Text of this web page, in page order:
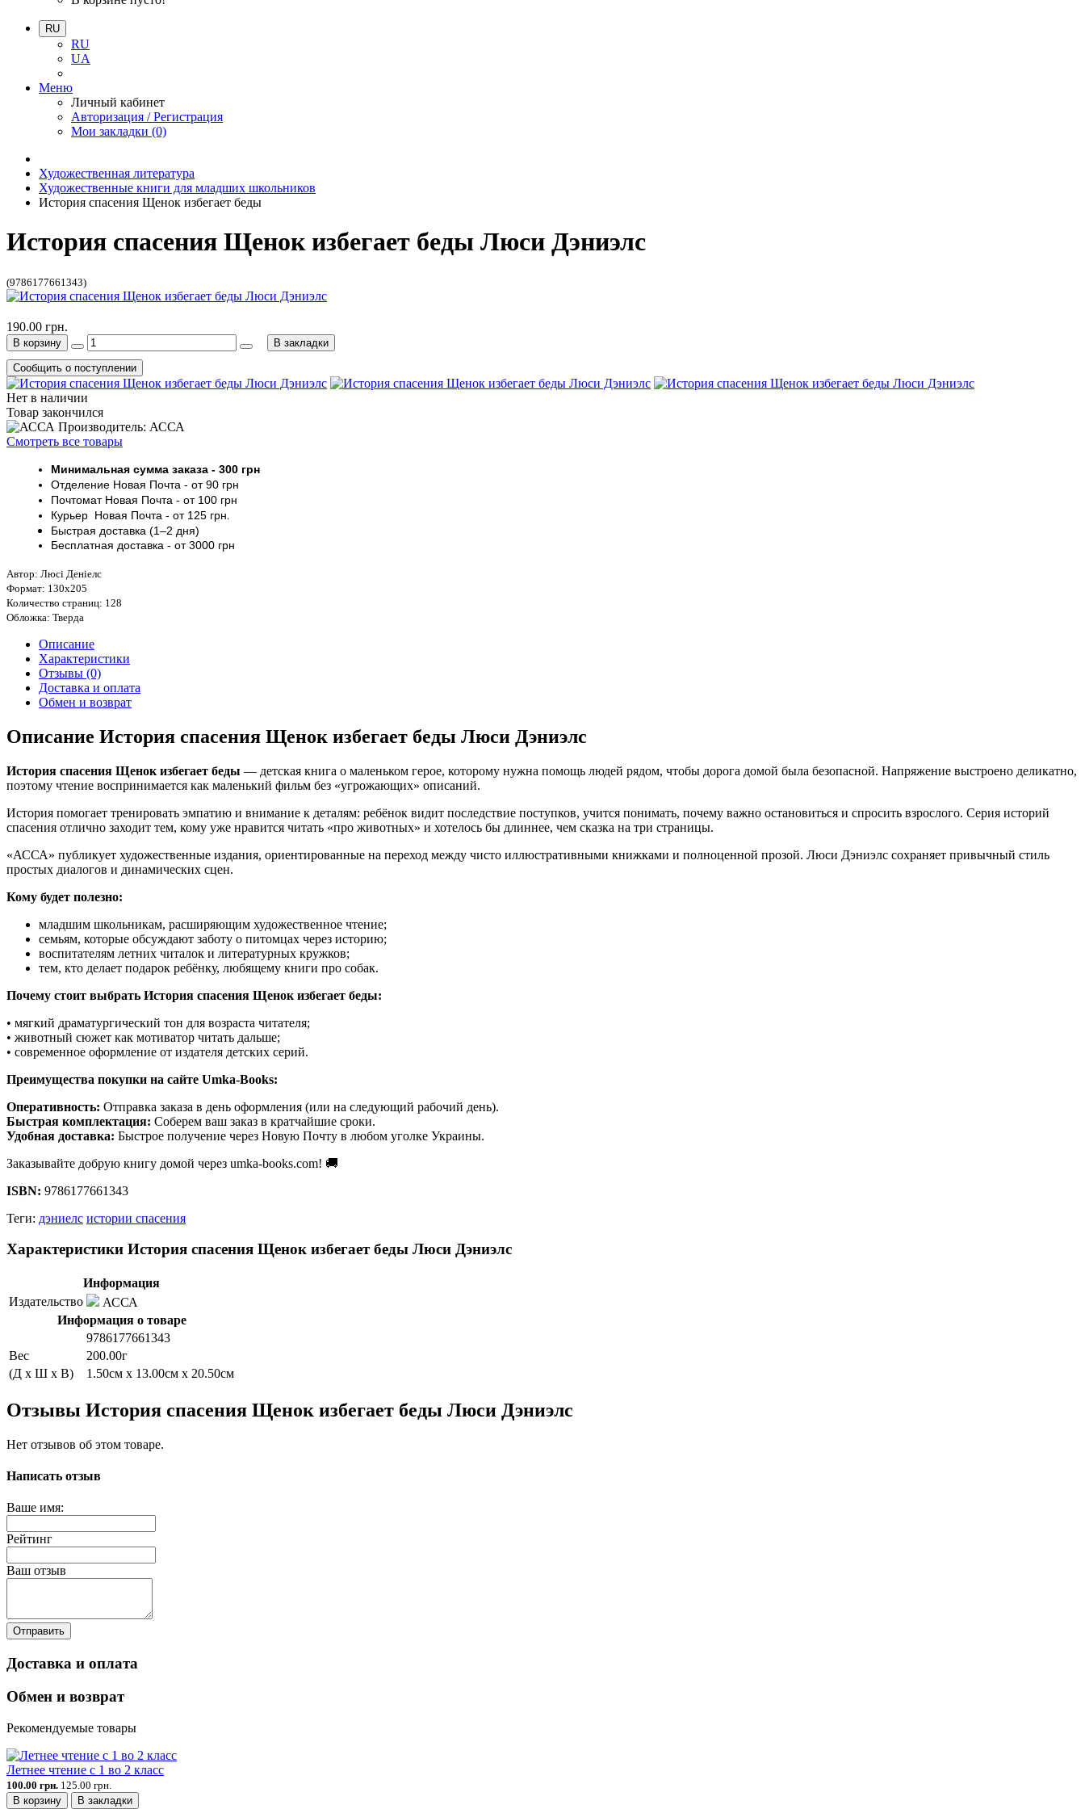
RU
RU
UA
Меню
Личный кабинет
Авторизация / Регистрация
Мои закладки (0)
Художественная литература
Художественные книги для младших школьников
История спасения Щенок избегает беды
История спасения Щенок избегает беды Люси Дэниэлс
(9786177661343)
Нет в наличии
Товар закончился
Производитель: АССА
Смотреть все товары
Минимальная сумма заказа - 300 грн
Отделение Новая Почта - от 90 грн
ПочтоматНовая Почта - от 100 грн
Курьер Новая Почта - от 125 грн.
Быстрая доставка (1–2 дня)
Бесплатная доставка - от 3000 грн
Автор: Люсі Деніелс
Формат: 130х205
Количество страниц: 128
Обложка: Тверда
190.00 грн.
В корзину В закладки
Сообщить о поступлении
Описание
Характеристики
Отзывы (0)
Доставка и оплата
Обмен и возврат
Описание История спасения Щенок избегает беды Люси Дэниэлс
История спасения Щенок избегает беды — детская книга о маленьком герое, которому нужна помощь людей рядом, чтобы дорога домой была безопасной. Напряжение выстроено деликатно,
поэтому чтение воспринимается как маленький фильм без «угрожающих» описаний.
История помогает тренировать эмпатию и внимание к деталям: ребёнок видит последствие поступков, учится понимать, почему важно остановиться и спросить взрослого. Серия историй
спасения отлично заходит тем, кому уже нравится читать «про животных» и хотелось бы длиннее, чем сказка на три страницы.
«АССА» публикует художественные издания, ориентированные на переход между чисто иллюстративными книжками и полноценной прозой. Люси Дэниэлс сохраняет привычный стиль
простых диалогов и динамических сцен.
Кому будет полезно:
младшим школьникам, расширяющим художественное чтение;
семьям, которые обсуждают заботу о питомцах через историю;
воспитателям летних читалок и литературных кружков;
тем, кто делает подарок ребёнку, любящему книги про собак.
Почему стоит выбрать История спасения Щенок избегает беды:
• мягкий драматургический тон для возраста читателя;
• животный сюжет как мотиватор читать дальше;
• современное оформление от издателя детских серий.
Преимущества покупки на сайте Umka-Books:
Оперативность: Отправка заказа в день оформления (или на следующий рабочий день).
Быстрая комплектация: Соберем ваш заказ в кратчайшие сроки.
Удобная доставка: Быстрое получение через Новую Почту в любом уголке Украины.
Заказывайте добрую книгу домой через umka-books.com! 🚚
ISBN: 9786177661343
Теги: дэниелс истории спасения
Характеристики История спасения Щенок избегает беды Люси Дэниэлс
Информация
Издательство
АССА
Информация о товаре
9786177661343
Вес
200.00г
(Д x Ш x В)
1.50см x 13.00см x 20.50см
Отзывы История спасения Щенок избегает беды Люси Дэниэлс
Нет отзывов об этом товаре.
Написать отзыв
Ваше имя:
Рейтинг
Ваш отзыв
Отправить
Доставка и оплата
Обмен и возврат
Рекомендуемые товары
Летнее чтение с 1 во 2 класс
100.00 грн. 125.00 грн.
В корзину
В закладки